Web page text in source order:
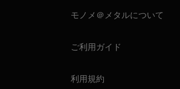
モノメ＠メタルについて
ご利用ガイド
利用規約